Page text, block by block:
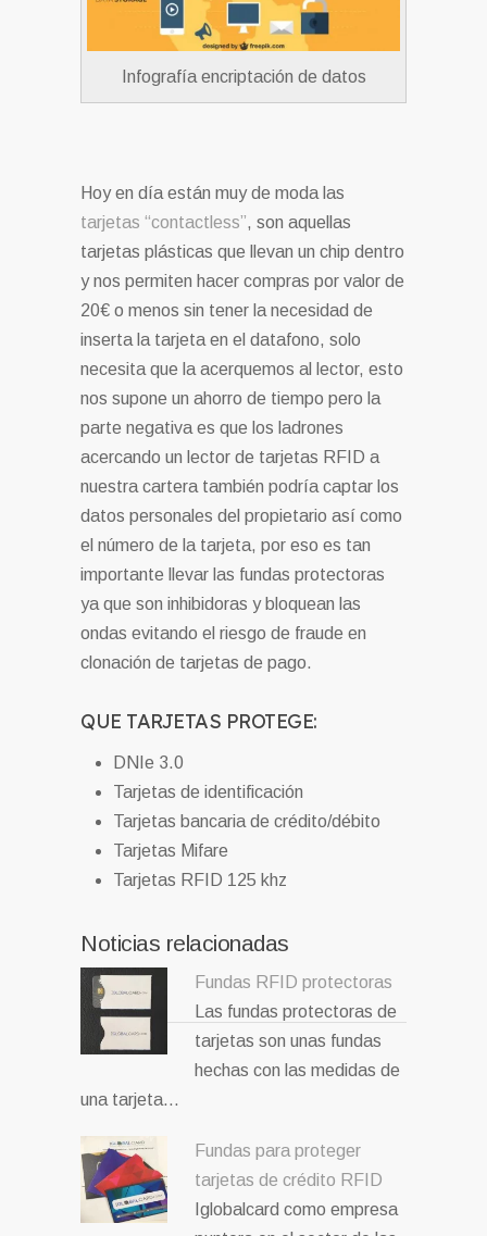
Infografía encriptación de datos
Hoy en día están muy de moda las
tarjetas “contactless”, son aquellas
tarjetas plásticas que llevan un chip dentro
y nos permiten hacer compras por valor de
20€ o menos sin tener la necesidad de
inserta la tarjeta en el datafono, solo
necesita que la acerquemos al lector, esto
nos supone un ahorro de tiempo pero la
parte negativa es que los ladrones
acercando un lector de tarjetas RFID a
nuestra cartera también podría captar los
datos personales del propietario así como
el número de la tarjeta, por eso es tan
importante llevar las fundas protectoras
ya que son inhibidoras y bloquean las
ondas evitando el riesgo de fraude en
clonación de tarjetas de pago.
QUE TARJETAS PROTEGE:
DNIe 3.0
Tarjetas de identificación
Tarjetas bancaria de crédito/débito
Tarjetas Mifare
Tarjetas RFID 125 khz
Noticias relacionadas
Fundas RFID protectoras
Las fundas protectoras de
tarjetas son unas fundas
hechas con las medidas de
una tarjeta…
Fundas para proteger
tarjetas de crédito RFID
Iglobalcard como empresa